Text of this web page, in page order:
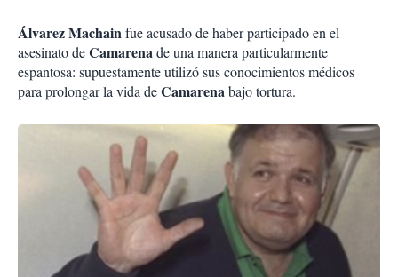
Álvarez Machainfue acusado de haber participado en el
asesinato deCamarenade una manera particularmente
espantosa: supuestamente utilizó sus conocimientos médicos
para prolongar la vida deCamarenabajo tortura.